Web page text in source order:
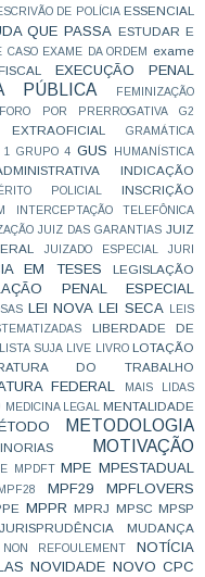
DE POLÍCIA ESSENCIAL
QUE PASSA ESTUDAR E
CASO EXAME DA ORDEM
exame
EXECUÇÃO PENAL
PÚBLICA FEMINIZAÇÃO
FORO POR PRERROGATIVA
G2
GRAMÁTICA
GRUPO 4 GUS
HUMANÍSTICA
INDICAÇÃO
POLICIAL
INSCRIÇÃO
INTERCEPTAÇÃO TELEFÔNICA
JUIZ DAS GARANTIAS JUIZ
JUIZADO ESPECIAL JURI
EM TESES
LEGISLAÇÃO
PENAL ESPECIAL
LEI NOVA LEI SECA
LEIS
LIBERDADE DE
LISTA SUJA LIVE LIVRO LOTAÇÃO
DO TRABALHO
FEDERAL
MAIS LIDAS
MEDICINA LEGAL MENTALIDADE
METODOLOGIA
MOTIVAÇÃO
MPDFT MPE MPESTADUAL
MPF28 MPF29
MPFLOVERS
MPPR MPRJ MPSC MPSP
MUDANÇA
NON REFOULEMENT
NOTÍCIA
NOVIDADE NOVO CPC